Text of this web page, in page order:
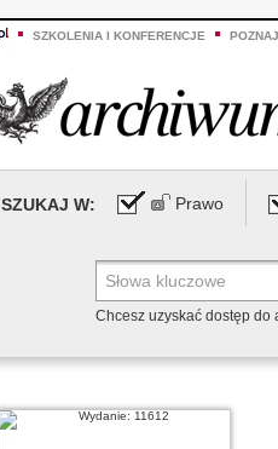
SZKOLENIA I KONFERENCJE
SZUKAJ W: Prawo
Chcesz uzyskać dostęp do